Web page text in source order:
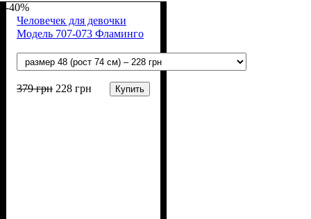
Полиэстер
начесная (80% х/б, 20% п/э)
-40%
Человечек для девочки
Модель 707-073 Фламинго
379грн 228 грн Купить